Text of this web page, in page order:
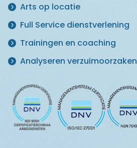
Arts op locatie
Full Service dienstverlening
Trainingen en coaching
Analyseren verzuimoorzaken